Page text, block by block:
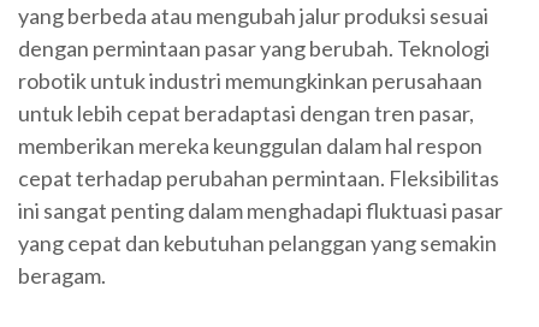
yang berbeda atau mengubah jalur produksi sesuai
dengan permintaan pasar yang berubah. Teknologi
robotik untuk industri memungkinkan perusahaan
untuk lebih cepat beradaptasi dengan tren pasar,
memberikan mereka keunggulan dalam hal respon
cepat terhadap perubahan permintaan. Fleksibilitas
ini sangat penting dalam menghadapi fluktuasi pasar
yang cepat dan kebutuhan pelanggan yang semakin
beragam.